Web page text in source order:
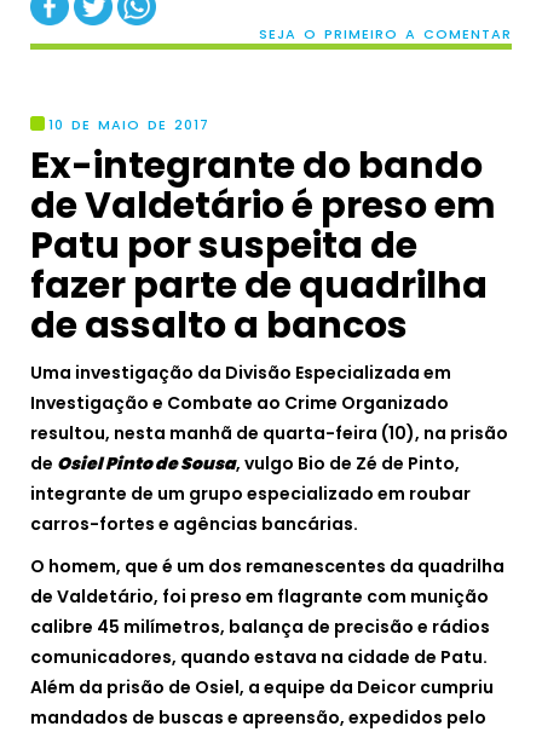
SEJA O PRIMEIRO A COMENTAR
10 DE MAIO DE 2017
Ex-integrante do bando
de Valdetário é preso em
Patu por suspeita de
fazer parte de quadrilha
de assalto a bancos
Uma investigação da Divisão Especializada em
Investigação e Combate ao Crime Organizado
resultou, nesta manhã de quarta-feira (10), na prisão
de Osiel Pinto de Sousa, vulgo Bio de Zé de Pinto,
integrante de um grupo especializado em roubar
carros-fortes e agências bancárias.
O homem, que é um dos remanescentes da quadrilha
de Valdetário, foi preso em flagrante com munição
calibre 45 milímetros, balança de precisão e rádios
comunicadores, quando estava na cidade de Patu.
Além da prisão de Osiel, a equipe da Deicor cumpriu
mandados de buscas e apreensão, expedidos pelo